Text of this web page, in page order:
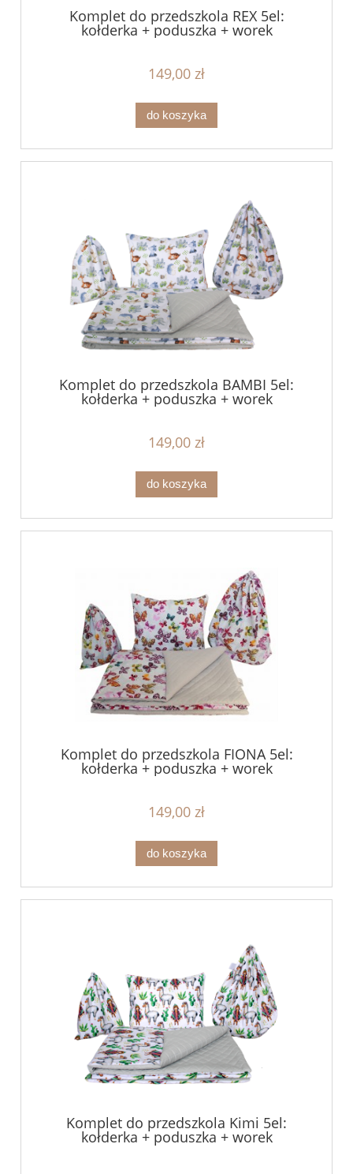
Komplet do przedszkola REX 5el:
kołderka + poduszka + worek
149,00 zł
do koszyka
Komplet do przedszkola BAMBI 5el:
kołderka + poduszka + worek
149,00 zł
do koszyka
Komplet do przedszkola FIONA 5el:
kołderka + poduszka + worek
149,00 zł
do koszyka
Komplet do przedszkola Kimi 5el:
kołderka + poduszka + worek